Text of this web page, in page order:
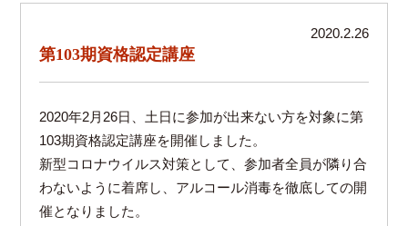
2020.2.26
第103期資格認定講座
2020年2月26日、土日に参加が出来ない方を対象に第
103期資格認定講座を開催しました。
新型コロナウイルス対策として、参加者全員が隣り合
わないように着席し、アルコール消毒を徹底しての開
催となりました。